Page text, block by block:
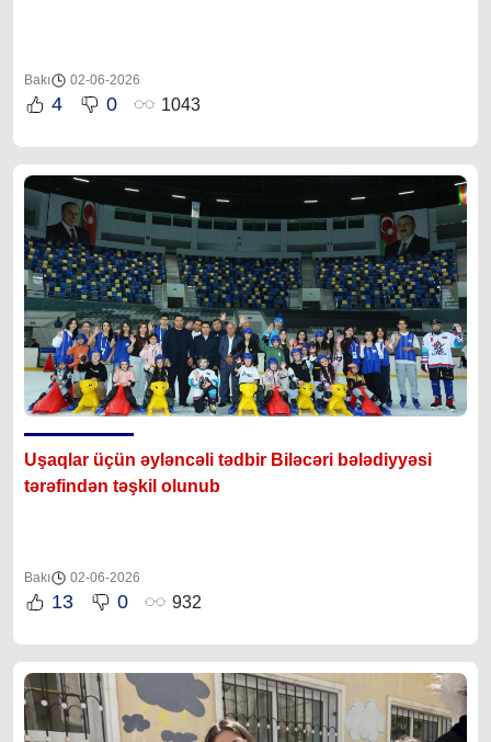
Bakı 02-06-2026
4 0 1043
Uşaqlar üçün əyləncəli tədbir Biləcəri bələdiyyəsi
tərəfindən təşkil olunub
Bakı 02-06-2026
13 0 932